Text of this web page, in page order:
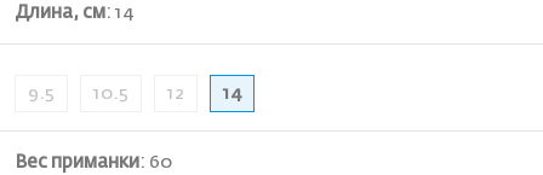
Длина, см: 14
9.5 10.5 12 14
Вес приманки: 60